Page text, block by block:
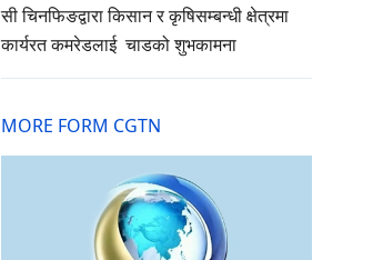
सी चिनफिङद्वारा किसान र कृषिसम्बन्धी क्षेत्रमा
कार्यरत कमरेडलाई चाडको शुभकामना
MORE FORM CGTN